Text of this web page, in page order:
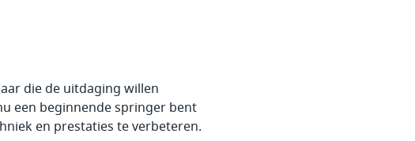
die de uitdaging willen
een beginnende springer bent
en prestaties te verbeteren.